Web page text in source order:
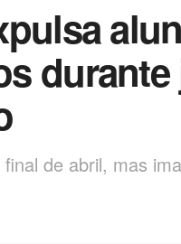
de abril, mas